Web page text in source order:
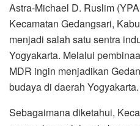
Astra-Michael D. Ruslim
Kecamatan Gedangsari,
menjadi salah satu sentra
Yogyakarta. Melalui
MDR ingin menjadikan
budaya di daerah Yogyakarta.
Sebagaimana diketahui,